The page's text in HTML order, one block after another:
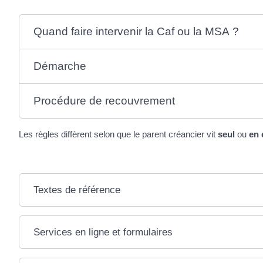
Quand faire intervenir la Caf ou la MSA ?
Démarche
Procédure de recouvrement
Les règles diffèrent selon que le parent créancier vit seul ou en
Textes de référence
Services en ligne et formulaires